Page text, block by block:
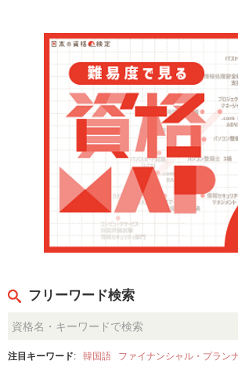
フリーワード検索
注目キーワード: 韓国語 ファイナンシャル・プラン